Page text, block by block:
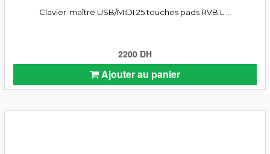
Clavier-maître USB/MIDI 25 touches pads RVB L ...
2200 DH
Ajouter au panier